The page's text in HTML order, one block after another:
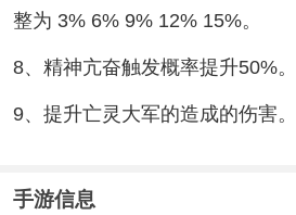
整为 3% 6% 9% 12% 15%。
8、精神亢奋触发概率提升50%。
9、提升亡灵大军的造成的伤害。
手游信息